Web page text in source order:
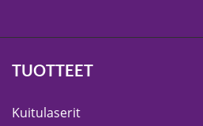
TUOTTEET
Kuitulaserit